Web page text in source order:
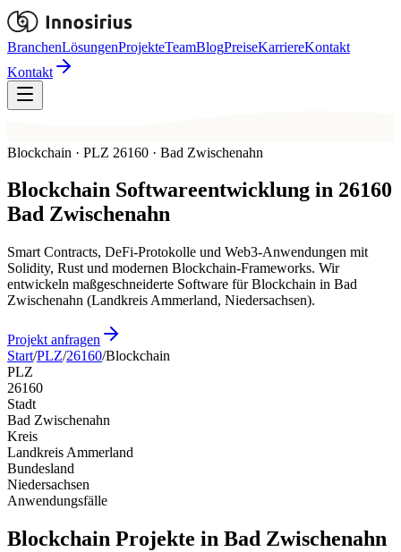
BranchenLösungenProjekteTeamBlogPreiseKarriereKontakt
Kontakt
Blockchain · PLZ 26160 · Bad Zwischenahn
Blockchain Softwareentwicklung in 26160
Bad Zwischenahn
Smart Contracts, DeFi-Protokolle und Web3-Anwendungen mit
Solidity, Rust und modernen Blockchain-Frameworks. Wir
entwickeln maßgeschneiderte Software für Blockchain in Bad
Zwischenahn (Landkreis Ammerland, Niedersachsen).
Projekt anfragen
Start/PLZ/26160/Blockchain
PLZ
26160
Stadt
Bad Zwischenahn
Kreis
Landkreis Ammerland
Bundesland
Niedersachsen
Anwendungsfälle
Blockchain Projekte in Bad Zwischenahn